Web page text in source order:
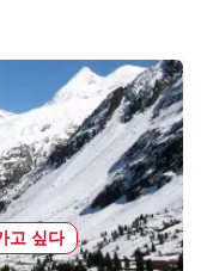
고 싶다